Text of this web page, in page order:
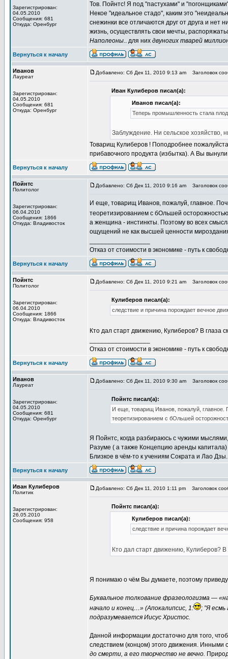
Зарегистрирован:
04.05.2010
Сообщения: 681
Откуда: Оренбург
Тов. Пойнтс! Я под "пастухами" и
Некое "идеальное стадо", каким это
снежинки все отличаются друг от друга и
жизнь, осуществлять свои мечты,
Наполеоны.. для них двуногих тварей
Вернуться к началу
Иванов
Лауреат
Зарегистрирован:
04.05.2010
Сообщения: 681
Откуда: Оренбург
Добавлено: Сб Дек 11, 2010 9:13 am Заголовок
Иван Кулиберов писал(а):
Иванов писал(а):
Теперь промышленность стала
Заблуждение. Ни сельское
Товарищ Кулиберов ! Поподробнее
прибавочного продукта (избытка). А Вы
Вернуться к началу
Пойнтс
Политолог
Зарегистрирован:
06.04.2010
Сообщения: 1866
Откуда: Владивосток
Добавлено: Сб Дек 11, 2010 9:16 am Заголовок
И еще, товарищ Иванов, пожалуй, главное.
теоретизированием с бОльшей осторожностью
а женщина - инстинкты. Поэтому во всех
ощущений не как высшей ценности
Отказ от стоимости в экономике - путь к
Вернуться к началу
Пойнтс
Политолог
Зарегистрирован:
06.04.2010
Сообщения: 1866
Откуда: Владивосток
Добавлено: Сб Дек 11, 2010 9:21 am Заголовок
Кулиберов писал(а):
следствие и причина порождает вечное
Кто дал старт движению, Кулиберов? В глаза
Отказ от стоимости в экономике - путь к
Вернуться к началу
Иванов
Лауреат
Зарегистрирован:
04.05.2010
Сообщения: 681
Откуда: Оренбург
Добавлено: Сб Дек 11, 2010 9:30 am Заголовок
Пойнтс писал(а):
И еще, товарищ Иванов, пожалуй, главное.
теоретизированием с бОльшей
Я Пойнтс, когда разбираюсь с чужими
Разуме ( а также Концепцию аренды капитала)
Близкое в чём-то к учениям Сократа и Лао Дзы.
Вернуться к началу
Иван Кулиберов
Политик
Зарегистрирован:
26.05.2010
Сообщения: 958
Добавлено: Сб Дек 11, 2010 1:11 pm Заголовок
Пойнтс писал(а):
Кулиберов писал(а):
следствие и причина порождает
Кто дал старт движению, Кулиберов? В
Я понимаю о чём Вы думаете, поэтому
Буквальное толкование фразеологизма —
начало и конец…» (Апокалипсис, 1:
; ”Я
подразумевается Иисус Христос.
Данной информации достаточно для того,
следствием (концом) этого движения. Инными
до смерти, а его творчество не вечно.